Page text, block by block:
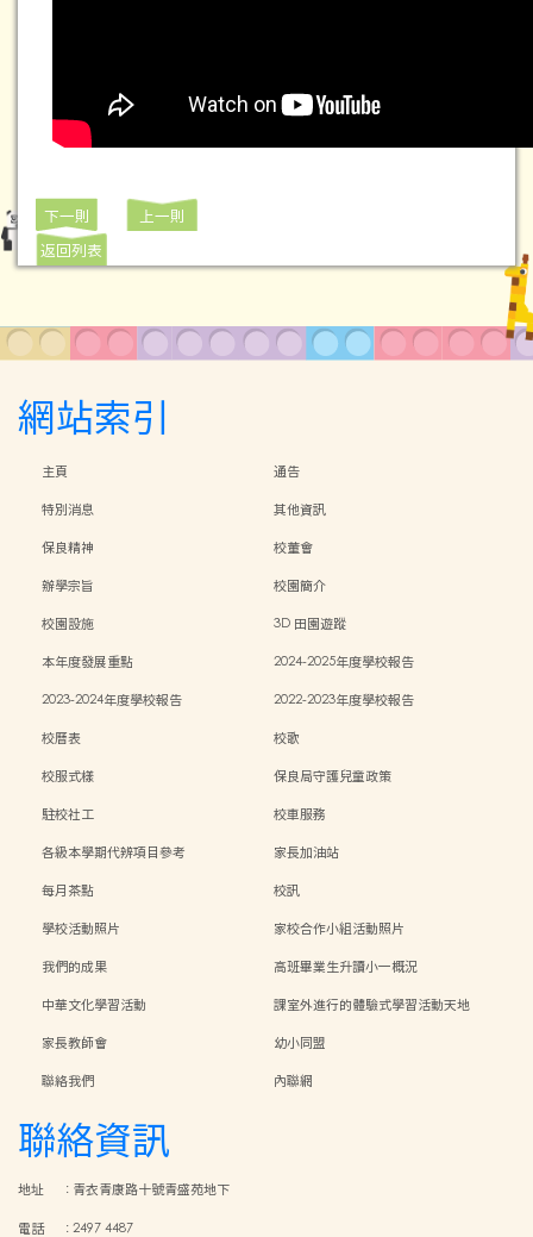
下一則
上一則
返回列表
網站索引
主頁
通告
特別消息
其他資訊
保良精神
校董會
辦學宗旨
校園簡介
校園設施
3D 田園遊蹤
本年度發展重點
2024-2025年度學校報告
2023-2024年度學校報告
2022-2023年度學校報告
校曆表
校歌
校服式樣
保良局守護兒童政策
駐校社工
校車服務
各級本學期代辨項目參考
家長加油站
每月茶點
校訊
學校活動照片
家校合作小組活動照片
我們的成果
高班畢業生升讀小一概況
中華文化學習活動
課室外進行的體驗式學習活動天地
家長教師會
幼小同盟
聯絡我們
內聯網
聯絡資訊
地址 : 青衣青康路十號青盛苑地下
電話 :2497 4487